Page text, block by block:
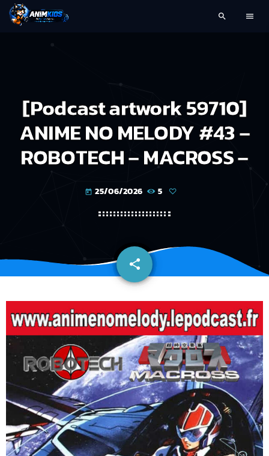
search menu
[Podcast artwork 59710]
ANIME NO MELODY #43 –
ROBOTECH – MACROSS –
today 25/06/2026 5
share
email